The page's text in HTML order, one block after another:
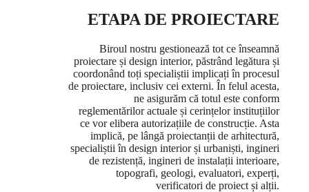
ETAPA DE PROIECTARE
Biroul nostru gestionează tot ce înseamnă
proiectare și design interior, păstrând legătura și
coordonând toți specialiștii implicați în procesul
de proiectare, inclusiv cei externi. În felul acesta,
ne asigurăm că totul este conform
reglementărilor actuale și cerințelor instituțiilor
ce vor elibera autorizațiile de construcție. Asta
implică, pe lângă proiectanții de arhitectură,
specialiștii în design interior și urbaniști, ingineri
de rezistență, ingineri de instalații interioare,
topografi, geologi, evaluatori, experți,
verificatori de proiect și alții.